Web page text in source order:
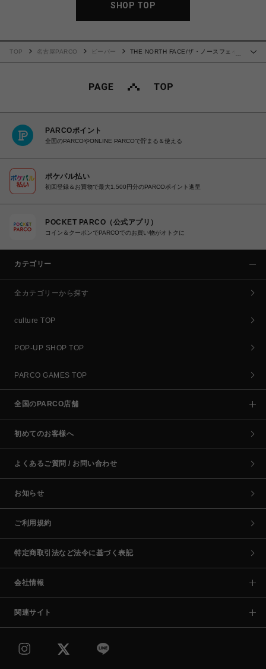
SHOP TOP
…
TOP 名古屋PARCO ビーバー
THE NORTH FACE/ザ・ノースフェイ
PARCOポイント
全国のPARCOやONLINE PARCOで貯まる＆使える
ポケパル払い
初回登録＆お買物で最大1,500円分のPARCOポイント進呈
POCKET PARCO（公式アプリ）
コイン＆クーポンでPARCOでのお買い物がオトクに
カテゴリー
全カテゴリーから探す
culture TOP
POP-UP SHOP TOP
PARCO GAMES TOP
全国のPARCO店舗
初めてのお客様へ
よくあるご質問 / お問い合わせ
お知らせ
ご利用規約
特定商取引法など法令に基づく表記
会社情報
関連サイト